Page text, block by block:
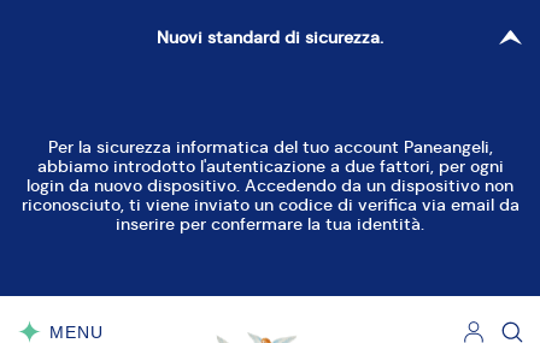
Nuovi standard di sicurezza.
Per la sicurezza informatica del tuo account Paneangeli,
abbiamo introdotto l'autenticazione a due fattori, per ogni
login da nuovo dispositivo. Accedendo da un dispositivo non
riconosciuto, ti viene inviato un codice di verifica via email da
inserire per confermare la tua identità.
MENU